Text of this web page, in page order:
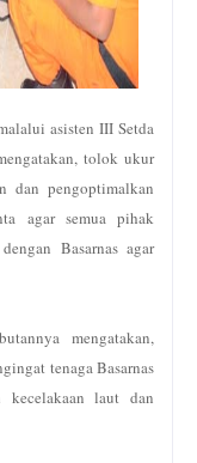
asisten III Setda
tolok ukur
dan pengoptimalkan
agar semua pihak
Basarnas agar
mengatakan,
tenaga Basarnas
kecelakaan laut dan